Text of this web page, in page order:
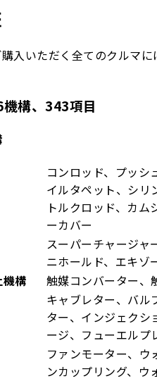
購入いただく全てのクルマ
構、343項目
コンロッド、プッシ
イルタペット、シリ
トルクロッド、カ
ーカバー
スーパーチャージャ
ニホールド、エキゾ
構
触媒コンバーター、
キャブレター、バル
ター、インジェクシ
ージ、フューエルプ
ファンモーター、
ンカップリング、ウ